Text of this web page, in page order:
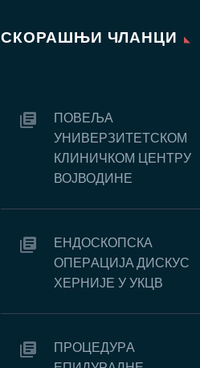
СКОРАШЊИ ЧЛАНЦИ
ПОВЕЉА
УНИВЕРЗИТЕТСКОМ
КЛИНИЧКОМ ЦЕНТРУ
ВОЈВОДИНЕ
EНДOСКOПСКA
OПEРAЦИJA ДИСКУС
ХEРНИJE У УКЦВ
ПРOЦEДУРA